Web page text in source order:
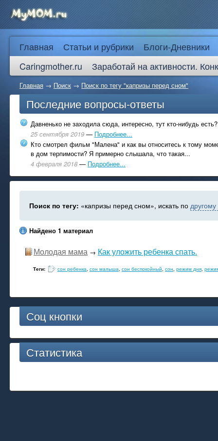
Главная Статьи и рубрики
Блоги-Дневники
Caringmother.ru
Заработай на активности.
Главная → Поиск → Поиск по тегу "капризы перед сном"
Последние вопросы-ответы
Давненько не заходила сюда, интересно, тут кто-нибудь есть?
25 сентября 2019 — Подробнее...
Кто смотрел фильм "Малена" и как вы относитесь к тому
в дом терпимости? Я примерно слышала, что такая...
4 февраля 2018 — Подробнее...
Поиск по тегу: «капризы перед сном», искать по другому
Найдено 1 материал
Молодая мама → Как уложить ребенка спать.
Теги: сон ребенка, сон малыша, сон беспокойный, сон, режим дня,
Соц кнопки
Статистика